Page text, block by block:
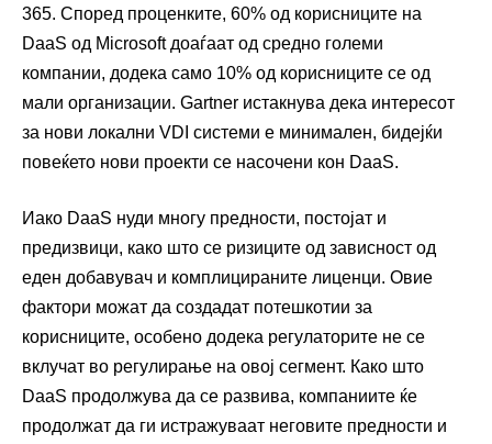
365. Според проценките, 60% од корисниците на
DaaS од Microsoft доаѓаат од средно големи
компании, додека само 10% од корисниците се од
мали организации. Gartner истакнува дека интересот
за нови локални VDI системи е минимален, бидејќи
повеќето нови проекти се насочени кон DaaS.
Иако DaaS нуди многу предности, постојат и
предизвици, како што се ризиците од зависност од
еден добавувач и комплицираните лиценци. Овие
фактори можат да создадат потешкотии за
корисниците, особено додека регулаторите не се
вклучат во регулирање на овој сегмент. Како што
DaaS продолжува да се развива, компаниите ќе
продолжат да ги истражуваат неговите предности и